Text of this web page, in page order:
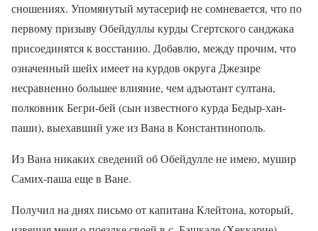
сношениях. Упомянутый мутасериф не сомневается, что по
первому призыву Обейдуллы курды Сгертского санджака
присоединятся к восстанию. Добавлю, между прочим, что
означенный шейх имеет на курдов округа Джезире
несравненно большее влияние, чем адъютант султана,
полковник Бегри-бей (сын известного курда Бедыр-хан-
паши), выехавший уже из Вана в Константинополь.
Из Вана никаких сведений об Обейдулле не имею, мушир
Самих-паша еще в Ване.
Получил на днях письмо от капитана Клейтона, который,